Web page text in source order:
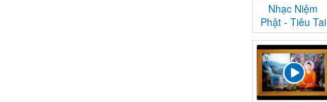
Nhạc Niệm
Phật - Tiêu Tai
Nghiệp
Chướng